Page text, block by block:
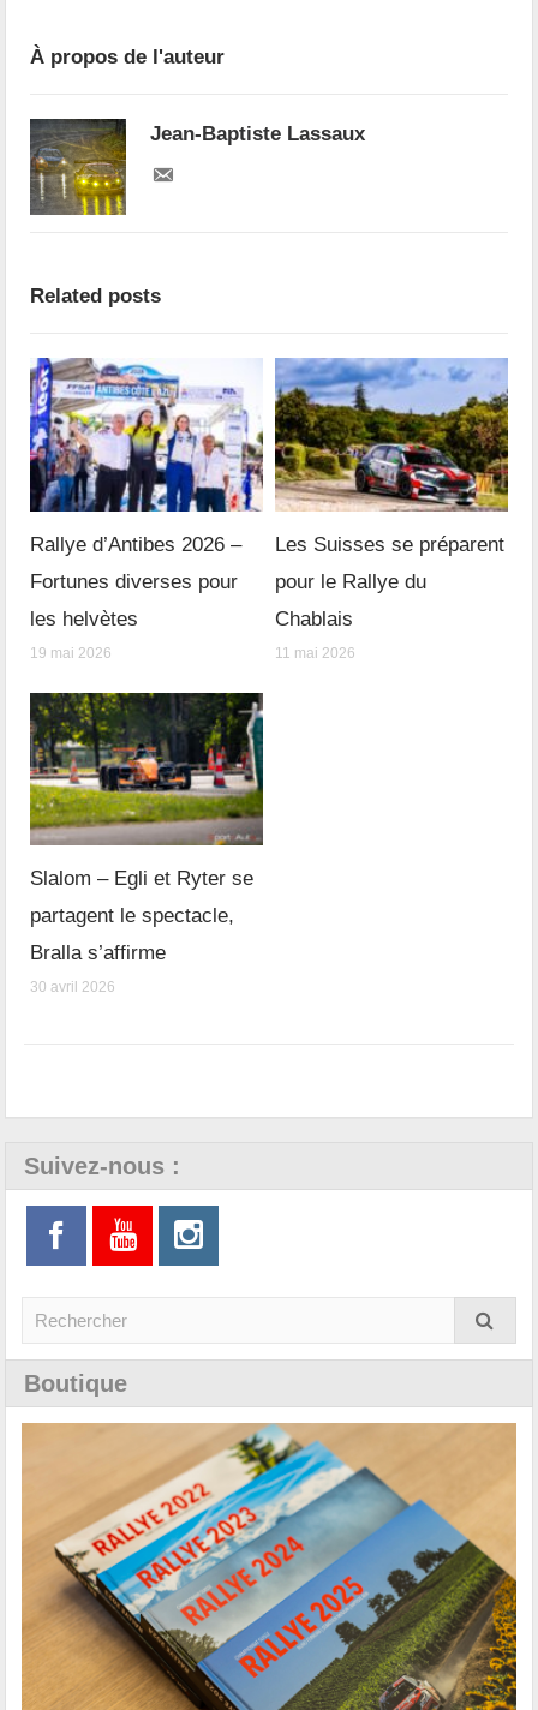
À propos de l'auteur
Jean-Baptiste Lassaux
Related posts
Rallye d’Antibes 2026 –
Fortunes diverses pour
les helvètes
19 mai 2026
Les Suisses se préparent
pour le Rallye du
Chablais
11 mai 2026
Slalom – Egli et Ryter se
partagent le spectacle,
Bralla s’affirme
30 avril 2026
Suivez-nous :
Boutique